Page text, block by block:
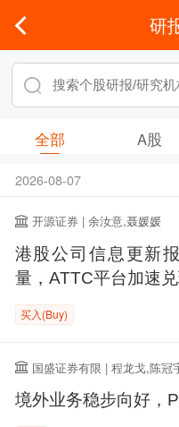
研
全部 A股
2026-08-07
开源证券 | 余汝意,聂媛媛
港股公司信息更新
量，ATTC平台加速
买入(Buy)
国盛证券有限 | 程龙戈,陈冠
境外业务稳步向好，